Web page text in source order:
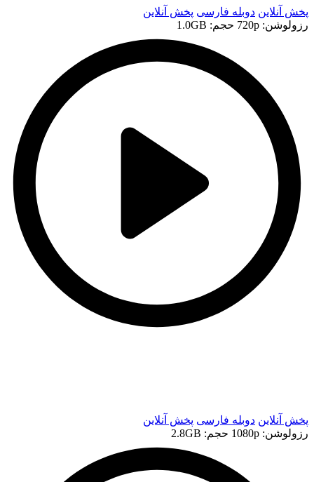
پخش آنلاین دوبله فارسی پخش آنلاین
رزولوشن: 720p
حجم: 1.0GB
پخش آنلاین دوبله فارسی پخش آنلاین
رزولوشن: 1080p
حجم: 2.8GB